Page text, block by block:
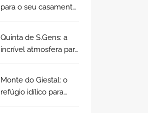
para o seu casamento:
Quinta de S.Gens: a
incrível atmosfera para
Monte do Giestal: o
refúgio idílico para